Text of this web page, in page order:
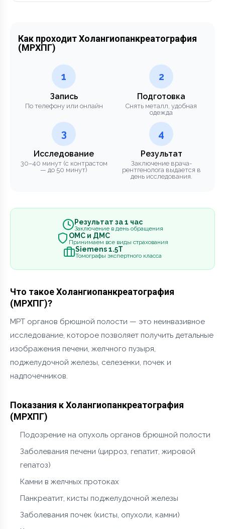
Как проходит Холангиопанкреатография
(МРХПГ)
1
Запись
По телефону или онлайн
2
Подготовка
Снять металл, удобная
одежда
3
Исследование
30–40 минут (с контрастом
— до 50 минут)
4
Результат
Заключение врача-
рентгенолога выдается в
день исследования.
Результат за 1 час
Заключение в день обращения
ОМС и ДМС
Принимаем все виды страхования
Siemens 1.5Т
Томографы экспертного класса
Что такое Холангиопанкреатография
(МРХПГ)?
МРТ органов брюшной полости — это неинвазивное
исследование, которое позволяет получить детальные
изображения печени, желчного пузыря,
поджелудочной железы, селезенки, почек и
надпочечников.
Показания к Холангиопанкреатография
(МРХПГ)
Подозрение на опухоль органов брюшной полости
Заболевания печени (цирроз, гепатит, жировой
гепатоз)
Камни в желчных протоках
Панкреатит, кисты поджелудочной железы
Заболевания почек (кисты, опухоли, камни)